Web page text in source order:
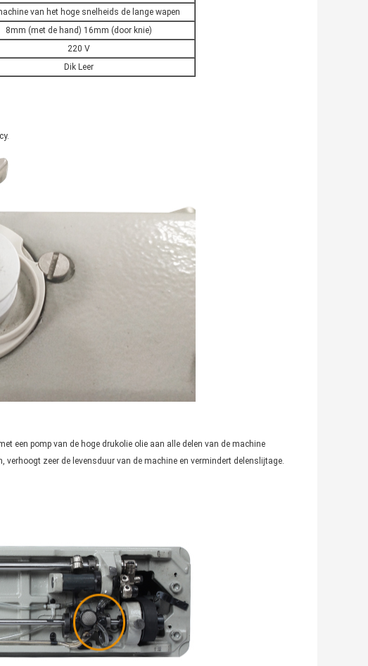
van het hoge snelheids de lange wapen
8mm (met de hand) 16mm (door knie)
220 V
Dik Leer
een pomp van de hoge drukolie olie aan alle delen van de machine
zeer de levensduur van de machine en vermindert delenslijtage.